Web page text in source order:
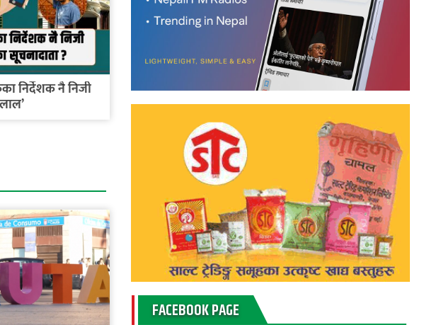
निर्देशक नै निजी
FACEBOOK PAGE